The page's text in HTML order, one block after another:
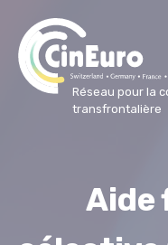
Réseau pour la
transfrontalière
Aide